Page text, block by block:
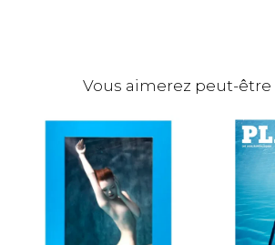
Vous aimerez peut-être